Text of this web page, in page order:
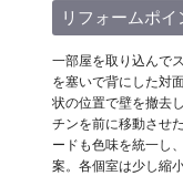
リフォームポイ
一部屋を取り込んで
を塞いで背にした対
状の位置で壁を撤去
チンを前に移動させ
ードも色味を統一し
案。各個室は少し縮